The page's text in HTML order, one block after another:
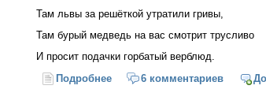
Там львы за решёткой утратили гривы,
Там бурый медведь на вас смотрит трусливо
И просит подачки горбатый верблюд.
Подробнеео Я больше не буду ходить в
6 комментариев